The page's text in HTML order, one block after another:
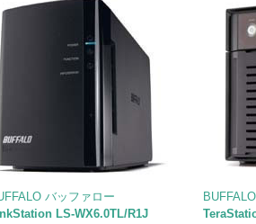
バッファロー
LS-WX6.0TL/R1J